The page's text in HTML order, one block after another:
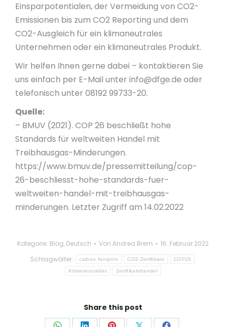
Einsparpotentialen, der Vermeidung von CO2-
Emissionen bis zum CO2 Reporting und dem
CO2-Ausgleich für ein klimaneutrales
Unternehmen oder ein klimaneutrales Produkt.
Wir helfen Ihnen gerne dabei – kontaktieren Sie
uns einfach per E-Mail unter info@dfge.de oder
telefonisch unter 08192 99733-20.
Quelle:
– BMUV (2021). COP 26 beschließt hohe
Standards für weltweiten Handel mit
Treibhausgas-Minderungen.
https://www.bmuv.de/pressemitteilung/cop-
26-beschliesst-hohe-standards-fuer-
weltweiten-handel-mit-treibhausgas-
minderungen. Letzter Zugriff am 14.02.2022
Kategorie: Blog, Deutsch Von Andrea Brem
16. Februar 2022
Schlagwörter:
carbon footprint CO2-Zertifikate COP26
Klimaneutralität Zertifikatehandel
Share this post